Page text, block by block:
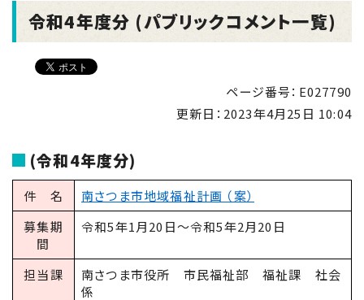
令和4年度分 (パブリックコメント一覧)
ページ番号：E027790
更新日： 2023年4月25日 10:04
(令和4年度分)
件 名
南さつま市地域福祉計画 （案）
募集期
間
令和5年1月20日～令和5年2月20日
担当課
南さつま市役所 市民福祉部 福祉課 社会
係